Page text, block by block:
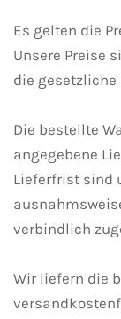
Es gelten die
Unsere Preise
die gesetzliche
Die bestellte
angegebene
Lieferfrist sind
verbindlich
Wir liefern die